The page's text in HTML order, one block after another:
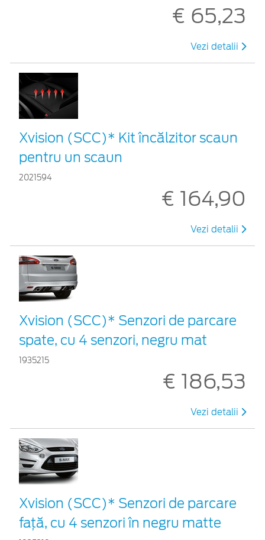
€ 65,23
Vezi detalii
Xvision (SCC)* Kit încălzitor scaun
pentru un scaun
2021594
€ 164,90
Vezi detalii
Xvision (SCC)* Senzori de parcare
spate, cu 4 senzori, negru mat
1935215
€ 186,53
Vezi detalii
Xvision (SCC)* Senzori de parcare
faţă, cu 4 senzori în negru matte